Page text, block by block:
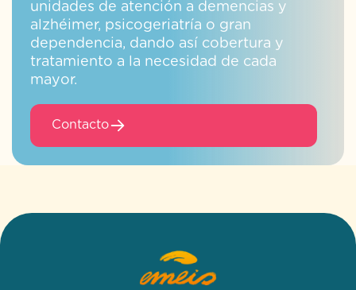
unidades de atención a demencias y
alzhéimer, psicogeriatría o gran
dependencia, dando así cobertura y
tratamiento a la necesidad de cada
mayor.
Contacto